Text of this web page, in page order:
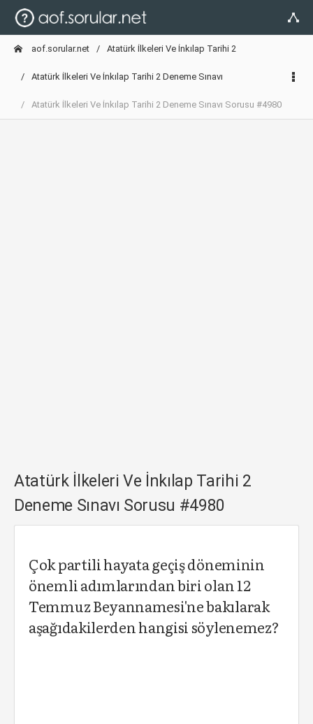
aof.sorular.net Atatürk İlkeleri Ve İnkılap Tarihi 2
Atatürk İlkeleri Ve İnkılap Tarihi 2 Deneme Sınavı
Atatürk İlkeleri Ve İnkılap Tarihi 2 Deneme Sınavı Sorusu #4980
Atatürk İlkeleri Ve İnkılap Tarihi 2
Deneme Sınavı Sorusu #4980
Çok partili hayata geçiş döneminin
önemli adımlarından biri olan 12
Temmuz Beyannamesi'ne bakılarak
aşağıdakilerden hangisi söylenemez?